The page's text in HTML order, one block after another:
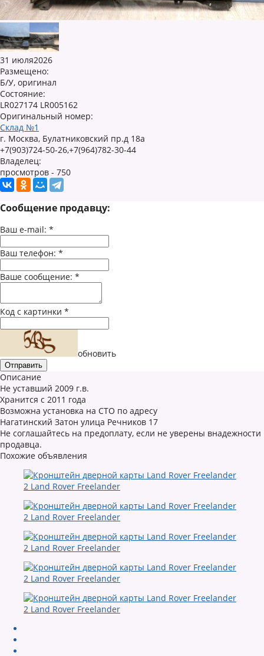
31 июля2026
Размещено:
Б/У, оригинал
Состояние:
LR027174 LR005162
Оригинальный номер:
Склад №1
г. Москва, Булатниковский пр.д 18а
+7(903)724-50-26,+7(964)782-30-44
Владелец:
просмотров - 750
Сообщение продавцу:
Ваш e-mail: *
Ваш телефон: *
Ваше сообщение: *
Код с картинки *
обновить
Описание
Не уставший 2009 г.в.
Хранится с 2011 года
Возможна установка на СТО по адресу
Нагатинский Затон улица Речников 17
Не соглашайтесь на предоплату, если не уверены внадежности
продавца.
Похожие объявления